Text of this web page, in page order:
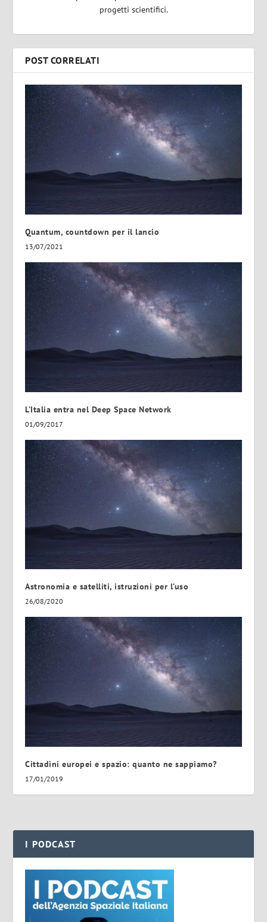
progetti scientifici.
POST CORRELATI
Quantum, countdown per il lancio
13/07/2021
L’Italia entra nel Deep Space Network
01/09/2017
Astronomia e satelliti, istruzioni per l’uso
26/08/2020
Cittadini europei e spazio: quanto ne sappiamo?
17/01/2019
I PODCAST